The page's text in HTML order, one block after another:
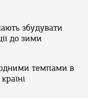
збудувати
до зими
темпами в